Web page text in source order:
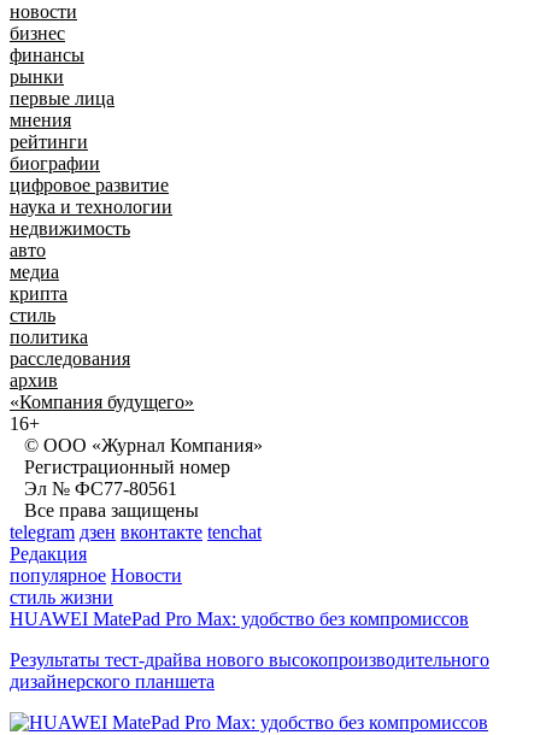
новости
бизнес
финансы
рынки
первые лица
мнения
рейтинги
биографии
цифровое развитие
наука и технологии
недвижимость
авто
медиа
крипта
стиль
политика
расследования
архив
«Компания будущего»
16+
© ООО «Журнал Компания»
Регистрационный номер
Эл № ФС77-80561
Все права защищены
telegram дзен вконтакте tenchat
Редакция
популярное Новости
стиль жизни
HUAWEI MatePad Pro Max: удобство без компромиссов
Результаты тест-драйва нового высокопроизводительного
дизайнерского планшета